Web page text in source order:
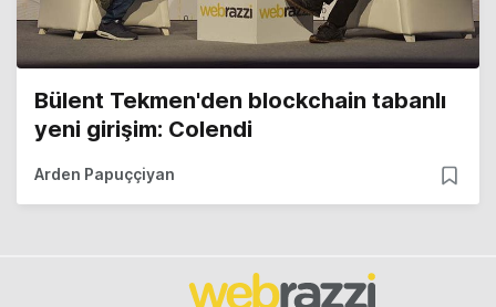
Bülent Tekmen'den blockchain tabanlı
yeni girişim: Colendi
Arden Papuççiyan